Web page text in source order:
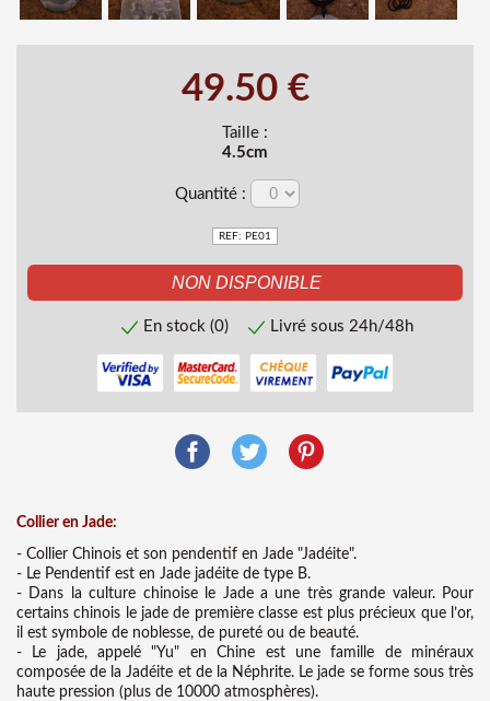
49.50 €
Taille :
4.5cm
Quantité :
REF: PE01
En stock (0) Livré sous 24h/48h
Collier en Jade:
- Collier Chinois et son pendentif en Jade "Jadéite".
- Le Pendentif est en Jade jadéite de type B.
- Dans la culture chinoise le Jade a une très grande valeur. Pour
certains chinois le jade de première classe est plus précieux que l’or,
il est symbole de noblesse, de pureté ou de beauté.
- Le jade, appelé "Yu" en Chine est une famille de minéraux
composée de la Jadéite et de la Néphrite. Le jade se forme sous très
haute pression (plus de 10000 atmosphères).